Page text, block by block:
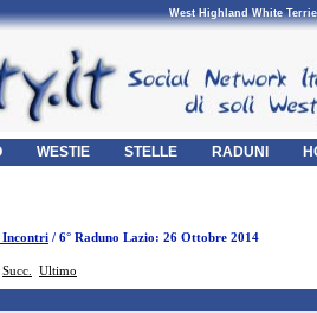
West Highland White
WESTIE STELLE RADUNI
Incontri / 6° Raduno Lazio: 26 Ottobre 2014
Succ. Ultimo